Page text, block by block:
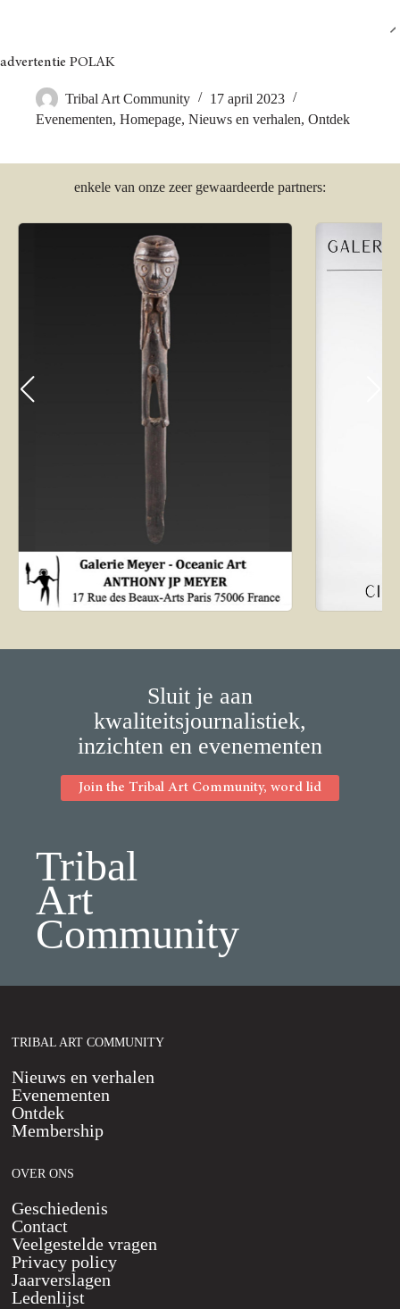
inhoud
advertentie POLAK
Tribal Art Community
17 april 2023
Evenementen, Homepage, Nieuws en verhalen, Ontdek
enkele van onze zeer gewaardeerde partners:
Sluit je aan
kwaliteitsjournalistiek,
inzichten en evenementen
Join the Tribal Art Community, word lid
Tribal
Art
Community
TRIBAL ART COMMUNITY
Nieuws en verhalen
Evenementen
Ontdek
Membership
OVER ONS
Geschiedenis
Contact
Veelgestelde vragen
Privacy policy
Jaarverslagen
Ledenlijst